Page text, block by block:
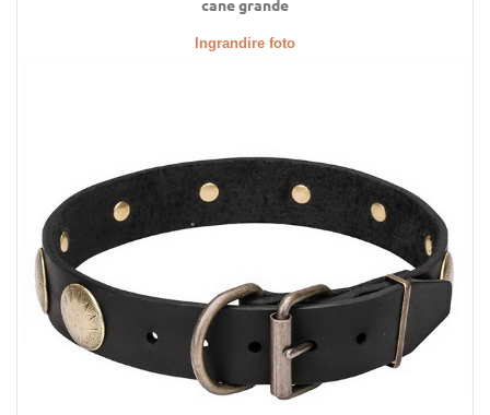
cane grande
Ingrandire foto